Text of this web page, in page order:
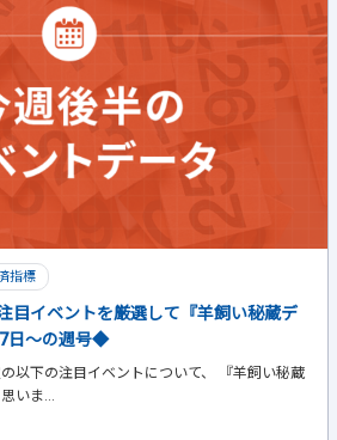
指標
目イベントを厳選して『羊飼い秘蔵デ
日～の週号◆
以下の注目イベントについて、 『羊飼い秘蔵
いま...